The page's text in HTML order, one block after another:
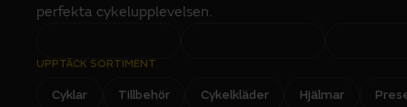
perfekta cykelupplevelsen.
UPPTÄCK SORTIMENT
Cyklar Tillbehör Cykelkläder Hjälmar